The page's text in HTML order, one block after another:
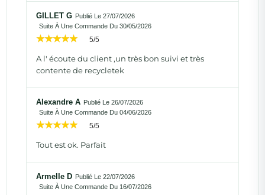
GILLET G Publié Le 27/07/2026
Suite À Une Commande Du 30/05/2026
5/5
A l' écoute du client ,un très bon suivi et très
contente de recycletek
Alexandre A Publié Le 26/07/2026
Suite À Une Commande Du 04/06/2026
5/5
Tout est ok. Parfait
Armelle D Publié Le 22/07/2026
Suite À Une Commande Du 16/07/2026